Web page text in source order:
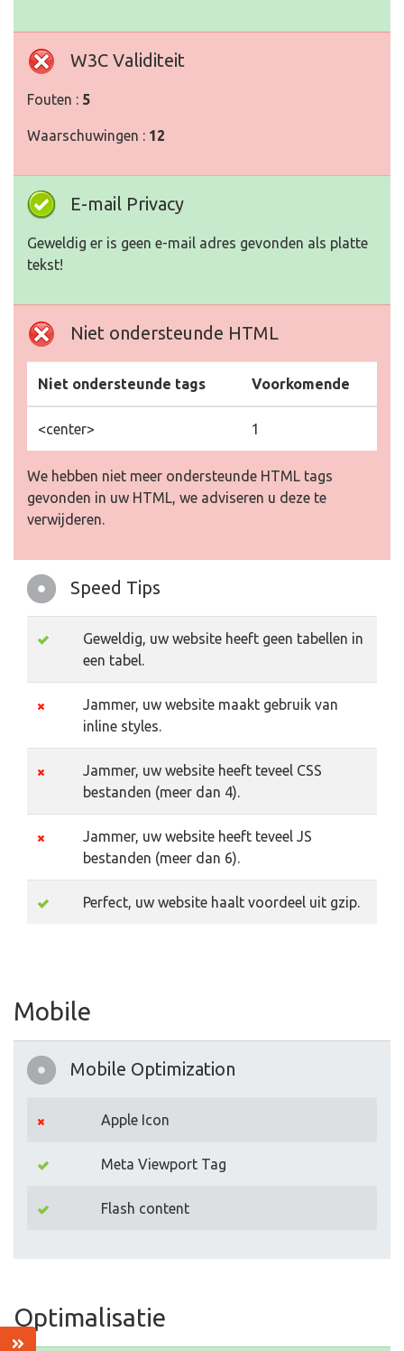
W3C Validiteit
Fouten : 5
Waarschuwingen : 12
E-mail Privacy
Geweldig er is geen e-mail adres gevonden als platte
tekst!
Niet ondersteunde HTML
Niet ondersteunde tags Voorkomende
<center> 1
We hebben niet meer ondersteunde HTML tags
gevonden in uw HTML, we adviseren u deze te
verwijderen.
Speed Tips
Geweldig, uw website heeft geen tabellen in
een tabel.
Jammer, uw website maakt gebruik van
inline styles.
Jammer, uw website heeft teveel CSS
bestanden (meer dan 4).
Jammer, uw website heeft teveel JS
bestanden (meer dan 6).
Perfect, uw website haalt voordeel uit gzip.
Mobile
Mobile Optimization
Apple Icon
Meta Viewport Tag
Flash content
Optimalisatie